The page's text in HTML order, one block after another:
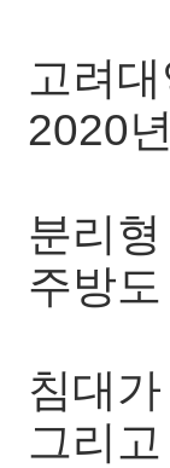
고려
2020
분리
주방
침대
그리